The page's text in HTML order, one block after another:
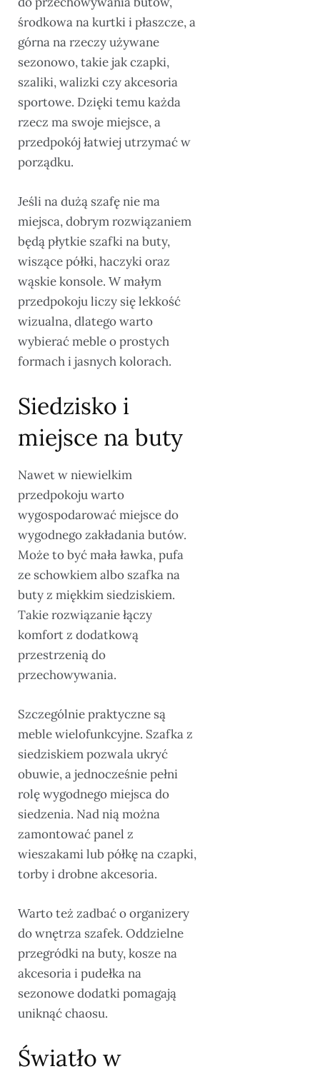
środkowa na kurtki i płaszcze, a
górna na rzeczy używane
sezonowo, takie jak czapki,
szaliki, walizki czy akcesoria
sportowe. Dzięki temu każda
rzecz ma swoje miejsce, a
przedpokój łatwiej utrzymać w
porządku.
Jeśli na dużą szafę nie ma
miejsca, dobrym rozwiązaniem
będą płytkie szafki na buty,
wiszące półki, haczyki oraz
wąskie konsole. W małym
przedpokoju liczy się lekkość
wizualna, dlatego warto
wybierać meble o prostych
formach i jasnych kolorach.
Siedzisko i
miejsce na buty
Nawet w niewielkim
przedpokoju warto
wygospodarować miejsce do
wygodnego zakładania butów.
Może to być mała ławka, pufa
ze schowkiem albo szafka na
buty z miękkim siedziskiem.
Takie rozwiązanie łączy
komfort z dodatkową
przestrzenią do
przechowywania.
Szczególnie praktyczne są
meble wielofunkcyjne. Szafka z
siedziskiem pozwala ukryć
obuwie, a jednocześnie pełni
rolę wygodnego miejsca do
siedzenia. Nad nią można
zamontować panel z
wieszakami lub półkę na czapki,
torby i drobne akcesoria.
Warto też zadbać o organizery
do wnętrza szafek. Oddzielne
przegródki na buty, kosze na
akcesoria i pudełka na
sezonowe dodatki pomagają
uniknąć chaosu.
Światło w